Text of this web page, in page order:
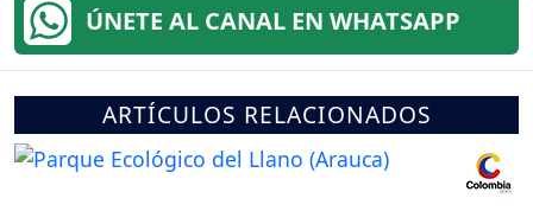
ÚNETE AL CANAL EN WHATSAPP
ARTÍCULOS RELACIONADOS